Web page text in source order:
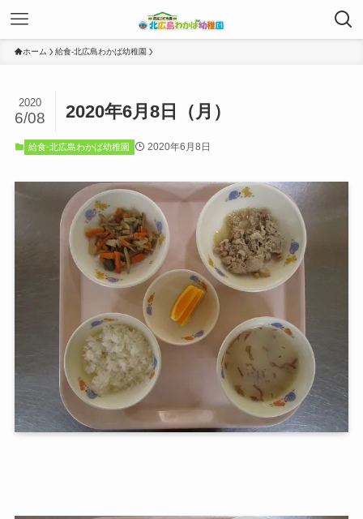
ホーム 給食-北広島わかば幼稚園
2020年6月8日（月）
2020
6/08
給食-北広島わかば幼稚園 2020年6月8日